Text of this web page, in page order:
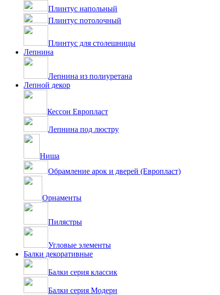
Плинтус напольный
Плинтус потолочный
Плинтус для столешницы
Лепнина
Лепнина из полиуретана
Лепной декор
Кессон Европласт
Лепнина под люстру
Ниша
Обрамление арок и дверей (Европласт)
Орнаменты
Пилястры
Угловые элементы
Балки декоративные
Балки серия классик
Балки серия Модерн